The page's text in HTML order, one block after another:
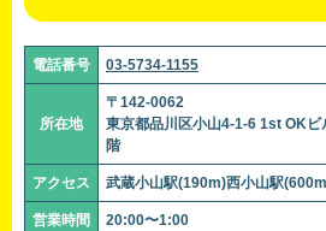
電話番号 03-5734-1155
所在地
〒142-0062
東京都品川区小山4-1-6 1st OK
階
アクセス 武蔵小山駅(190m)西小山駅
営業時間 20:00〜1:00